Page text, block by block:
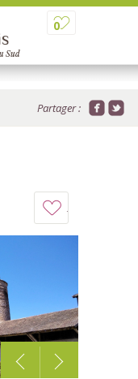
0
Partager :
à
carnet